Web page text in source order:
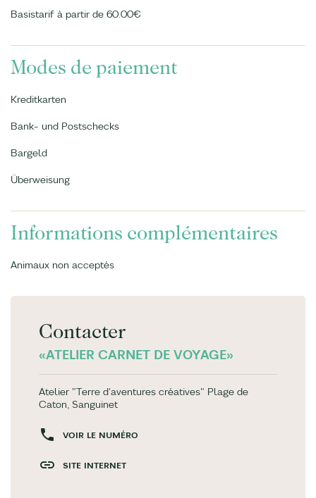
Basistarif à partir de 60.00€
Modes de paiement
Kreditkarten
Bank- und Postschecks
Bargeld
Überweisung
Informations complémentaires
Animaux non acceptés
Contacter
«ATELIER CARNET DE VOYAGE»
Atelier "Terre d'aventures créatives" Plage de
Caton, Sanguinet
VOIR LE NUMÉRO
SITE INTERNET